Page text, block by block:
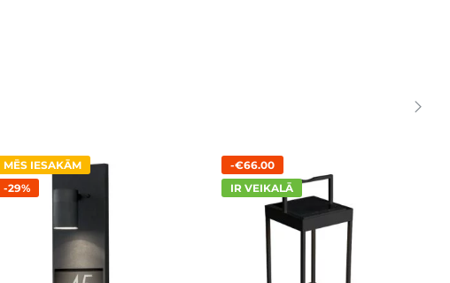
MĒS IESAKĀM
-29%
-€66.00
IR VEIKALĀ